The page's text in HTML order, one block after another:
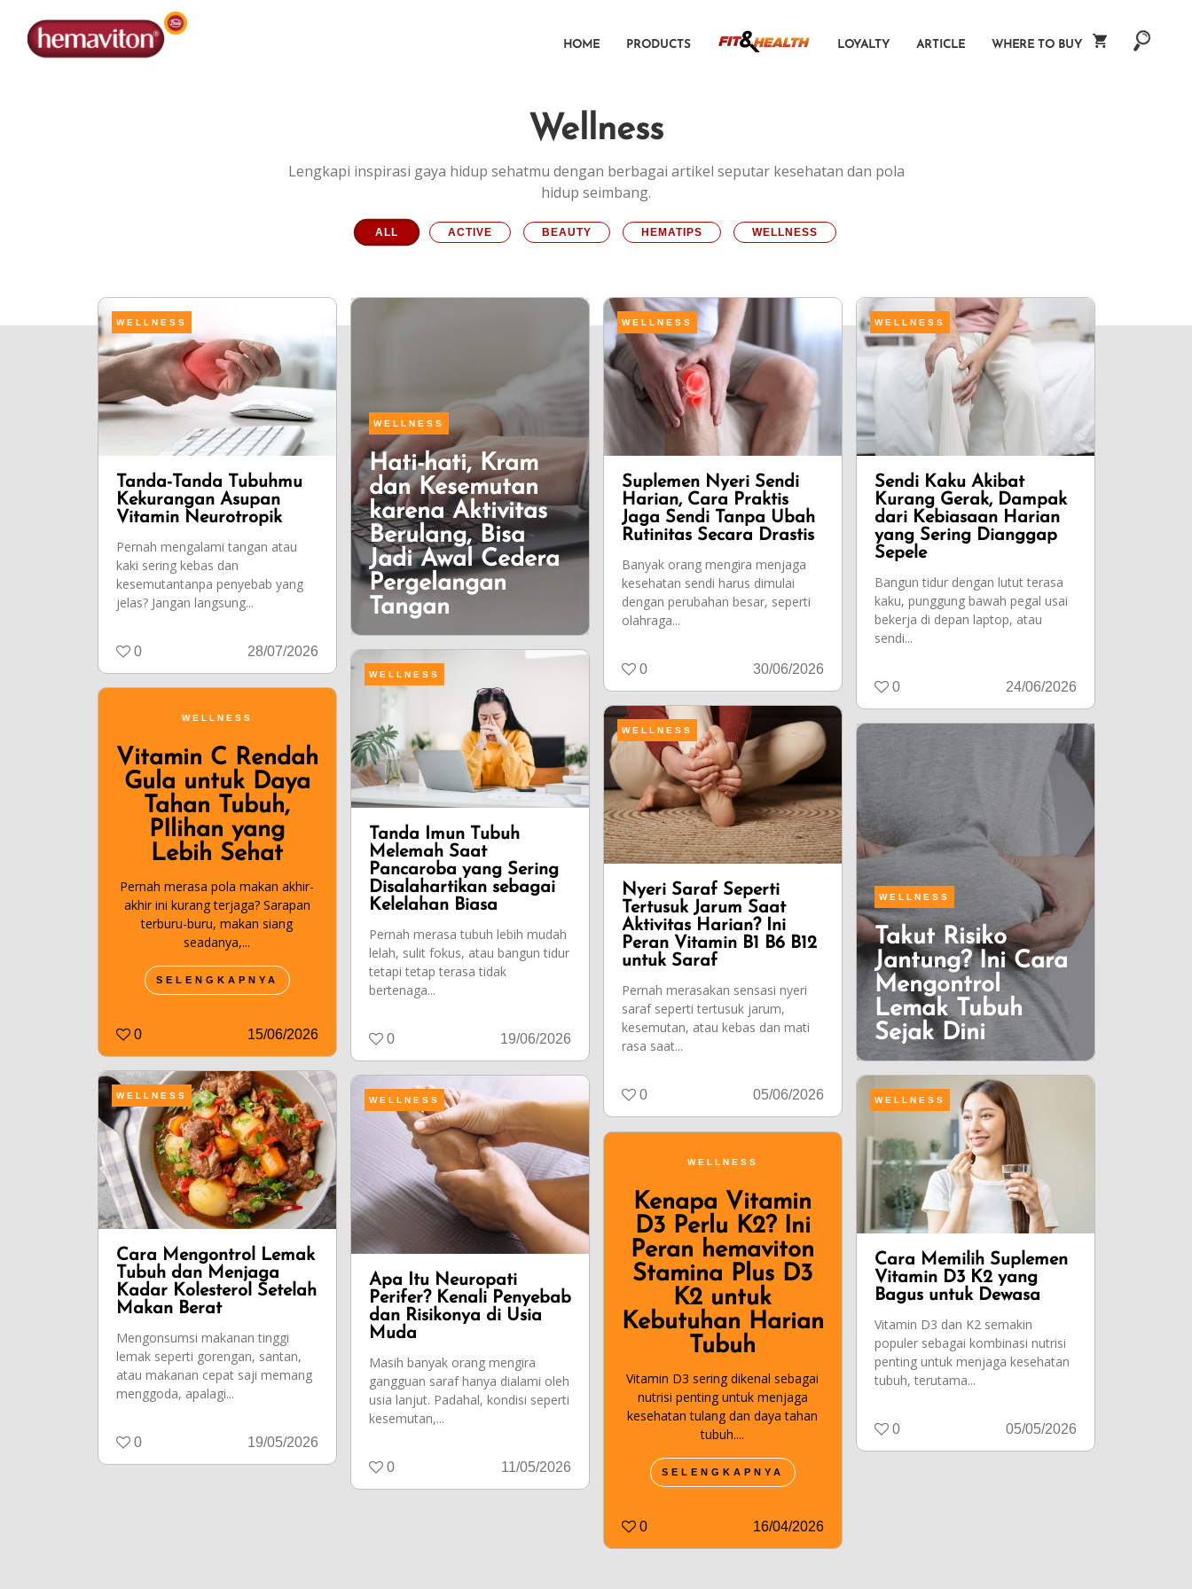
HOME PRODUCTS LOYALTY ARTICLE WHERE TO BUY
Wellness
Lengkapi inspirasi gaya hidup sehatmu dengan berbagai artikel seputar kesehatan dan pola
hidup seimbang.
ALL ACTIVE BEAUTY HEMATIPS WELLNESS
WELLNESS
Tanda-Tanda Tubuhmu
Kekurangan Asupan
Vitamin Neurotropik
Pernah mengalami tangan atau
kaki sering kebas dan
kesemutantanpa penyebab yang
jelas? Jangan langsung...
0 28/07/2026
WELLNESS
Hati-hati, Kram
dan Kesemutan
karena Aktivitas
Berulang, Bisa
Jadi Awal Cedera
Pergelangan
Tangan
WELLNESS
Suplemen Nyeri Sendi
Harian, Cara Praktis
Jaga Sendi Tanpa Ubah
Rutinitas Secara Drastis
Banyak orang mengira menjaga
kesehatan sendi harus dimulai
dengan perubahan besar, seperti
olahraga...
0 30/06/2026
WELLNESS
Sendi Kaku Akibat
Kurang Gerak, Dampak
dari Kebiasaan Harian
yang Sering Dianggap
Sepele
Bangun tidur dengan lutut terasa
kaku, punggung bawah pegal usai
bekerja di depan laptop, atau
sendi...
0 24/06/2026
WELLNESS
Tanda Imun Tubuh
Melemah Saat
Pancaroba yang Sering
Disalahartikan sebagai
Kelelahan Biasa
Pernah merasa tubuh lebih mudah
lelah, sulit fokus, atau bangun tidur
tetapi tetap terasa tidak
bertenaga...
0 19/06/2026
WELLNESS
Vitamin C Rendah
Gula untuk Daya
Tahan Tubuh,
PIlihan yang
Lebih Sehat
Pernah merasa pola makan akhir-
akhir ini kurang terjaga? Sarapan
terburu-buru, makan siang
seadanya,...
SELENGKAPNYA
0 15/06/2026
WELLNESS
Nyeri Saraf Seperti
Tertusuk Jarum Saat
Aktivitas Harian? Ini
Peran Vitamin B1 B6 B12
untuk Saraf
Pernah merasakan sensasi nyeri
saraf seperti tertusuk jarum,
kesemutan, atau kebas dan mati
rasa saat...
0 05/06/2026
WELLNESS
Takut Risiko
Jantung? Ini Cara
Mengontrol
Lemak Tubuh
Sejak Dini
WELLNESS
Cara Mengontrol Lemak
Tubuh dan Menjaga
Kadar Kolesterol Setelah
Makan Berat
Mengonsumsi makanan tinggi
lemak seperti gorengan, santan,
atau makanan cepat saji memang
menggoda, apalagi...
0 19/05/2026
WELLNESS
Apa Itu Neuropati
Perifer? Kenali Penyebab
dan Risikonya di Usia
Muda
Masih banyak orang mengira
gangguan saraf hanya dialami oleh
usia lanjut. Padahal, kondisi seperti
kesemutan,...
0 11/05/2026
WELLNESS
Cara Memilih Suplemen
Vitamin D3 K2 yang
Bagus untuk Dewasa
Vitamin D3 dan K2 semakin
populer sebagai kombinasi nutrisi
penting untuk menjaga kesehatan
tubuh, terutama...
0 05/05/2026
WELLNESS
Kenapa Vitamin
D3 Perlu K2? Ini
Peran hemaviton
Stamina Plus D3
K2 untuk
Kebutuhan Harian
Tubuh
Vitamin D3 sering dikenal sebagai
nutrisi penting untuk menjaga
kesehatan tulang dan daya tahan
tubuh....
SELENGKAPNYA
0 16/04/2026